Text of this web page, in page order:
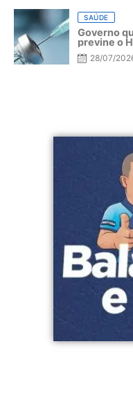
SAÚDE
Governo
previne o
28/07/